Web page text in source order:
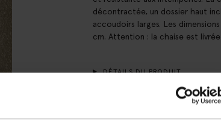
décontractée, un dossier haut
accoudoirs larges. Les
cm. Attention : la chaise est
DÉTAILS DU PRODUIT
LIVRAISON & RETOURS